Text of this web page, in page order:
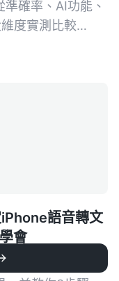
確率、AI功能、
度實測比較
語音轉文
會
文完整介紹內